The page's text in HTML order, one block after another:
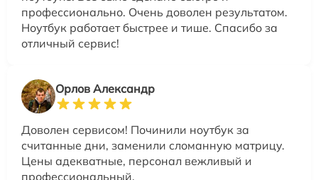
профессионально. Очень доволен результатом.
Ноутбук работает быстрее и тише. Спасибо за
отличный сервис!
Орлов Александр
Доволен сервисом! Починили ноутбук за
считанные дни, заменили сломанную матрицу.
Цены адекватные, персонал вежливый и
профессиональный.